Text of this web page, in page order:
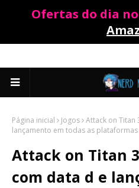
Ofertas do dia no
Página inicial Jogos Attack on Titan
lançamento em todas as
Attack on Titan
com data d e